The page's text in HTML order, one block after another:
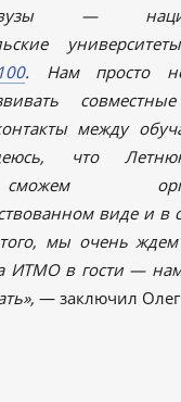
—
. Нам просто
между
что
виде и в
мы очень ждем
ИТМО в гости —
— заключил